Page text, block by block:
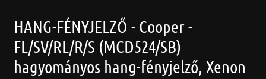
HANG-FÉNYJELZŐ - Cooper -
FL/SV/RL/R/S (MCD524/SB)
hagyományos hang-fényjelző, Xenon